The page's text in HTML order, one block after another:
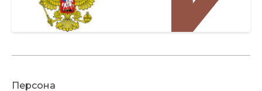
Персона